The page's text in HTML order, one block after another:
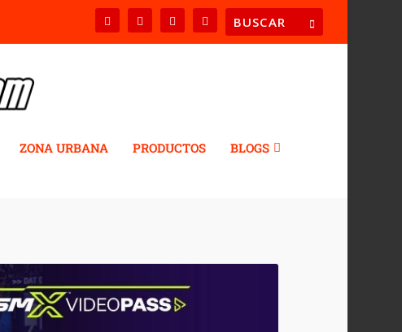
ZONA URBANA PRODUCTOS BLOGS